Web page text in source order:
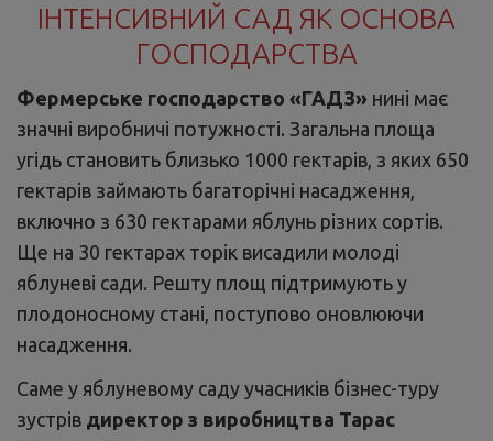
ІНТЕНСИВНИЙ САД ЯК ОСНОВА
ГОСПОДАРСТВА
Фермерське господарство «ГАДЗ» нині має
значні виробничі потужності. Загальна площа
угідь становить близько 1000 гектарів, з яких 650
гектарів займають багаторічні насадження,
включно з 630 гектарами яблунь різних сортів.
Ще на 30 гектарах торік висадили молоді
яблуневі сади. Решту площ підтримують у
плодоносному стані, поступово оновлюючи
насадження.
Саме у яблуневому саду учасників бізнес-туру
зустрів директор з виробництва Тарас